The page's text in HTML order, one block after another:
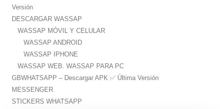
Versión
DESCARGAR WASSAP
WASSAP MÓVIL Y CELULAR
WASSAP ANDROID
WASSAP IPHONE
WASSAP WEB. WASSAP PARA PC
GBWHATSAPP – Descargar APK ✅️ Última Versión
MESSENGER
STICKERS WHATSAPP